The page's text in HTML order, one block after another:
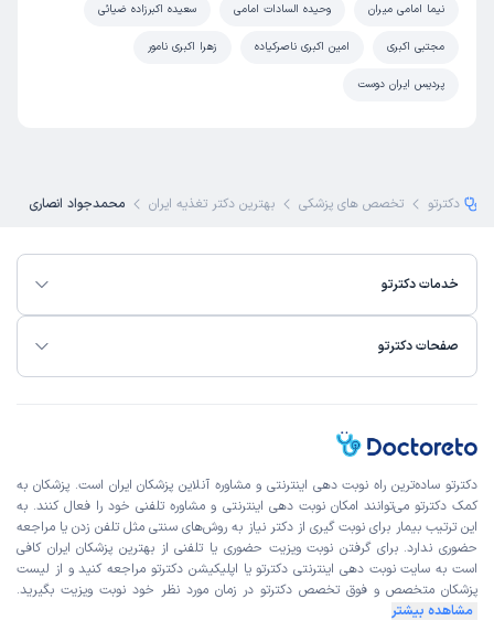
نیما امامی میران وحیده السادات امامی سعیده اکبرزاده ضیائی
مجتبی اکبری امین اکبری ناصرکیاده زهرا اکبری نامور
پردیس ایران دوست
دکترتو تخصص های پزشکی بهترین دکتر تغذیه ایران محمدجواد انصاری
خدمات دکترتو
صفحات دکترتو
دکترتو ساده‌ترین راه نوبت‌ دهی اینترنتی و مشاوره آنلاین پزشکان ایران است. پزشکان به
کمک دکترتو می‌توانند امکان نوبت دهی اینترنتی و مشاوره تلفنی خود را فعال کنند. به
این ترتیب بیمار برای نوبت گیری از دکتر نیاز به روش‌های سنتی مثل تلفن زدن یا مراجعه
حضوری ندارد. برای گرفتن نوبت ویزیت حضوری یا تلفنی از بهترین پزشکان ایران کافی
است به سایت نوبت دهی اینترنتی دکترتو یا اپلیکیشن دکترتو مراجعه کنید و از لیست
پزشکان متخصص و فوق تخصص دکترتو در زمان مورد نظر خود نوبت ویزیت بگیرید.
مشاهده بیشتر